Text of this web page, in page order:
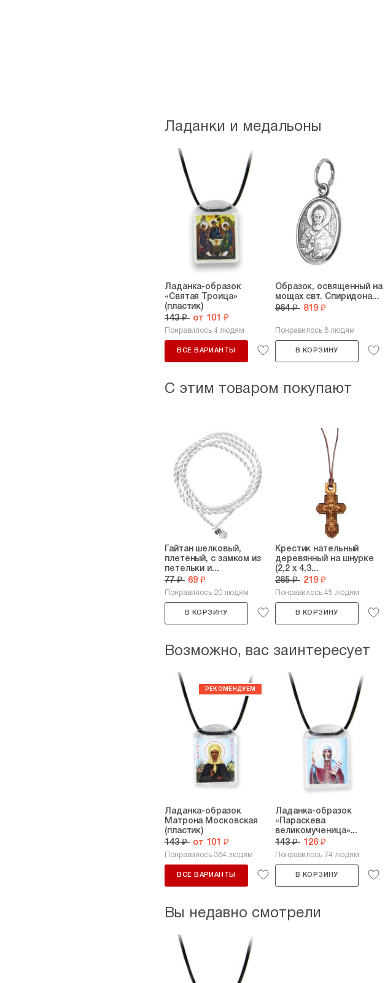
Ладанки и медальоны
Ладанка-образок
«Святая Троица»
(пластик)
143 ₽ от 101 ₽
Понравилось 4 людям
ВСЕ ВАРИАНТЫ
Образок, освященный на
мощах свт. Спиридона...
964 ₽ 819 ₽
Понравилось 8 людям
В КОРЗИНУ
С этим товаром покупают
Гайтан шелковый,
плетеный, с замком из
петельки и...
77 ₽ 69 ₽
Понравилось 20 людям
В КОРЗИНУ
Крестик нательный
деревянный на шнурке
(2,2 х 4,3...
265 ₽ 219 ₽
Понравилось 45 людям
В КОРЗИНУ
Возможно, вас заинтересует
Ладанка-образок
Матрона Московская
(пластик)
143 ₽ от 101 ₽
Понравилось 384 людям
ВСЕ ВАРИАНТЫ
Ладанка-образок
«Параскева
великомученица»...
143 ₽ 126 ₽
Понравилось 74 людям
В КОРЗИНУ
Вы недавно смотрели